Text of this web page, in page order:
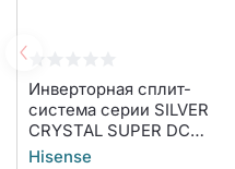
Инверторная сплит-
система серии SILVER
CRYSTAL SUPER DC
Inverter Wi-Fi AS-
Hisense